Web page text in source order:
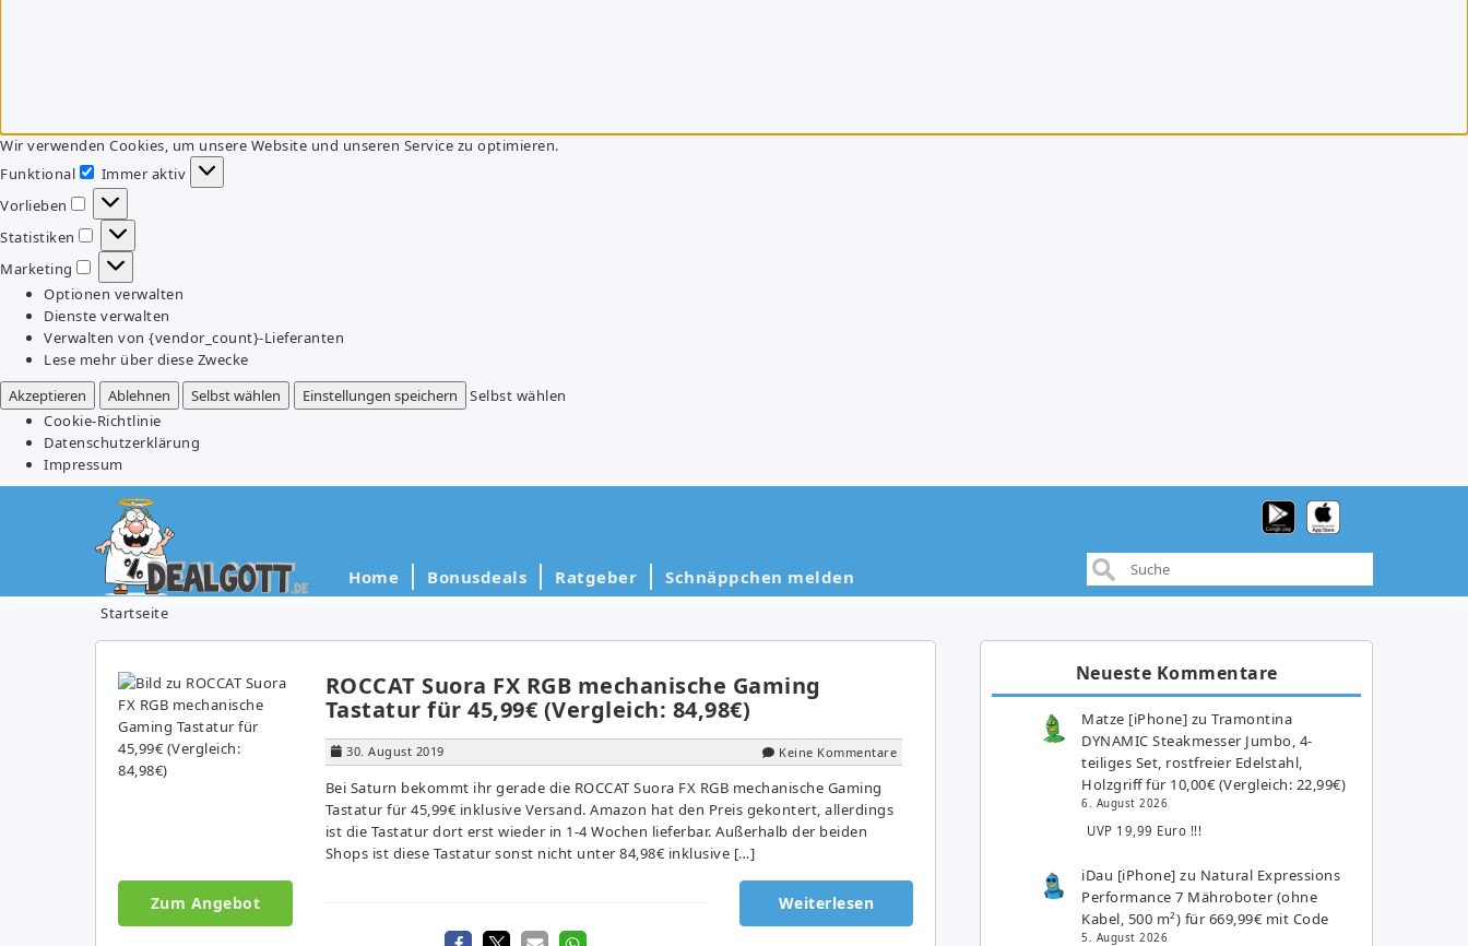
Wir verwenden Cookies, um unsere Website und unseren Service zu optimieren.
Funktional
Funktional
Immer aktiv
Vorlieben
Vorlieben
Statistiken
Statistiken
Marketing
Marketing
Optionen verwalten
Dienste verwalten
Verwalten von {vendor_count}-Lieferanten
Lese mehr über diese Zwecke
Akzeptieren
Ablehnen Selbst wählen Einstellungen speichern
Selbst wählen
Cookie-Richtlinie
Datenschutzerklärung
Impressum
Home Bonusdeals Ratgeber Schnäppchen melden
Startseite
ROCCAT Suora FX RGB mechanische Gaming
Tastatur für 45,99€ (Vergleich: 84,98€)
30. August 2019 Keine Kommentare
Bei Saturn bekommt ihr gerade die ROCCAT Suora FX RGB mechanische Gaming
Tastatur für 45,99€ inklusive Versand. Amazon hat den Preis gekontert, allerdings
ist die Tastatur dort erst wieder in 1-4 Wochen lieferbar. Außerhalb der beiden
Shops ist diese Tastatur sonst nicht unter 84,98€ inklusive […]
Zum Angebot Weiterlesen
Neueste Kommentare
Matze [iPhone] zuTramontina
DYNAMIC Steakmesser Jumbo, 4-
teiliges Set, rostfreier Edelstahl,
Holzgriff für 10,00€ (Vergleich: 22,99€)
6. August 2026
UVP 19,99 Euro !!!
iDau [iPhone] zu Natural Expressions
Performance 7 Mähroboter (ohne
Kabel, 500 m²) für 669,99€ mit Code
5. August 2026